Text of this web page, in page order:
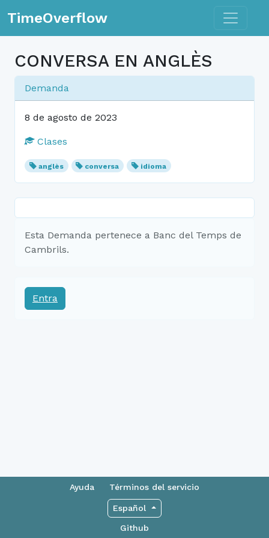
TimeOverflow Toggle
CONVERSA EN ANGLÈS
Demanda
8 de agosto de 2023
Clases
anglès conversa idioma
Esta Demanda pertenece a Banc del Temps de
Cambrils.
Entra
Ayuda Términos del servicio
Español
Github